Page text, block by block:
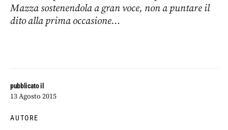
pubblicato il
13 Agosto 2015
AUTORE
Mazza sostenendola a gran voce, non a puntare il
dito alla prima occasione…